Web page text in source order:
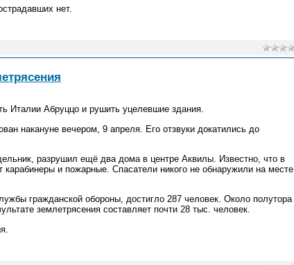
нет.
Италии Абруццо и рушить уцелевшие здания.
накануне вечером, 9 апреля. Его отзвуки докатились до
разрушил ещё два дома в центре Аквилы. Известно, что в
и пожарные. Спасатели никого не обнаружили на месте
гражданской обороны, достигло 287 человек. Около полутора
землетрясения составляет почти 28 тыс. человек.